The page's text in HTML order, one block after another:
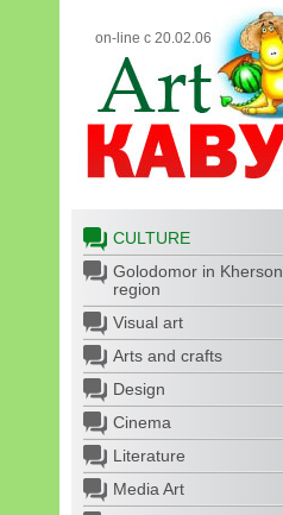
on-line с 20.02.06
CULTURE
Golodomor in Kherson
region
Visual art
Arts and crafts
Design
Cinema
Literature
Media Art